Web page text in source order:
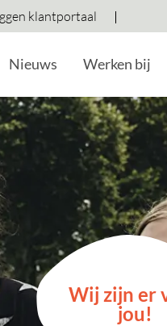
klantportaal
Nieuws Werken bij
Wij zijn er
jou!